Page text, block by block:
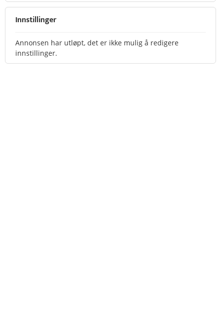
Innstillinger
Annonsen har utløpt, det er ikke mulig å redigere
innstillinger.